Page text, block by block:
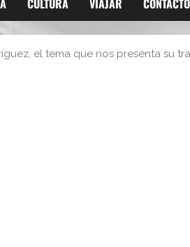
CULTURA VIAJAR CONTACTO
el tema que nos presenta su